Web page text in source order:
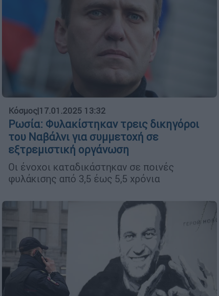
Κόσμος|17.01.2025 13:32
Ρωσία: Φυλακίστηκαν τρεις δικηγόροι
του Ναβάλνι για συμμετοχή σε
εξτρεμιστική οργάνωση
Οι ένοχοι καταδικάστηκαν σε ποινές
φυλάκισης από 3,5 έως 5,5 χρόνια